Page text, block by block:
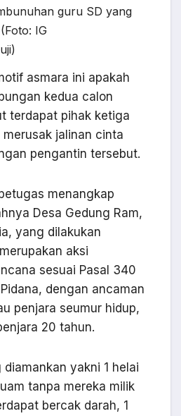
guru SD yang
IG
asmara ini apakah
kedua calon
terdapat pihak ketiga
jalinan cinta
pengantin tersebut.
menangkap
Desa Gedung Ram,
yang dilakukan
aksi
sesuai Pasal 340
dengan ancaman
penjara seumur hidup,
20 tahun.
yakni 1 helai
tanpa mereka milik
bercak darah, 1